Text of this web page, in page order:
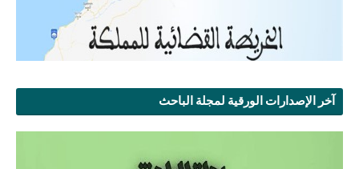
آخر الإصدارات الورقية لمجلة الباحث